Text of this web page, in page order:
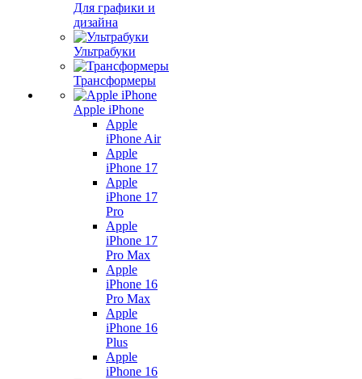
Для графики и
дизайна
Ультрабуки
Трансформеры
Apple iPhone
Apple
iPhone Air
Apple
iPhone 17
Apple
iPhone 17
Pro
Apple
iPhone 17
Pro Max
Apple
iPhone 16
Pro Max
Apple
iPhone 16
Plus
Apple
iPhone 16